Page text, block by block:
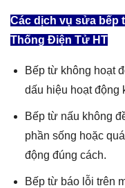
Các dịch vụ sửa bếp
Thống Điện Tử HT
Bếp từ không hoạt
dấu hiệu hoạt động
Bếp từ nấu không
phần sống hoặc
động đúng cách.
Bếp từ báo lỗi trên